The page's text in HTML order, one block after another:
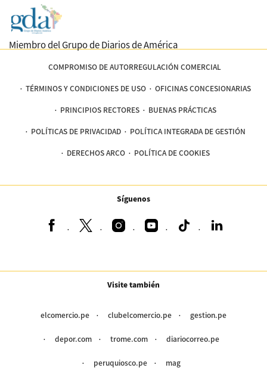
Miembro del Grupo de Diarios de América
COMPROMISO DE AUTORREGULACIÓN COMERCIAL
TÉRMINOS Y CONDICIONES DE USO OFICINAS CONCESIONARIAS
PRINCIPIOS RECTORES BUENAS PRÁCTICAS
POLÍTICAS DE PRIVACIDAD POLÍTICA INTEGRADA DE GESTIÓN
DERECHOS ARCO POLÍTICA DE COOKIES
Síguenos
Visite también
elcomercio.pe clubelcomercio.pe gestion.pe
depor.com trome.com diariocorreo.pe
peruquiosco.pe mag